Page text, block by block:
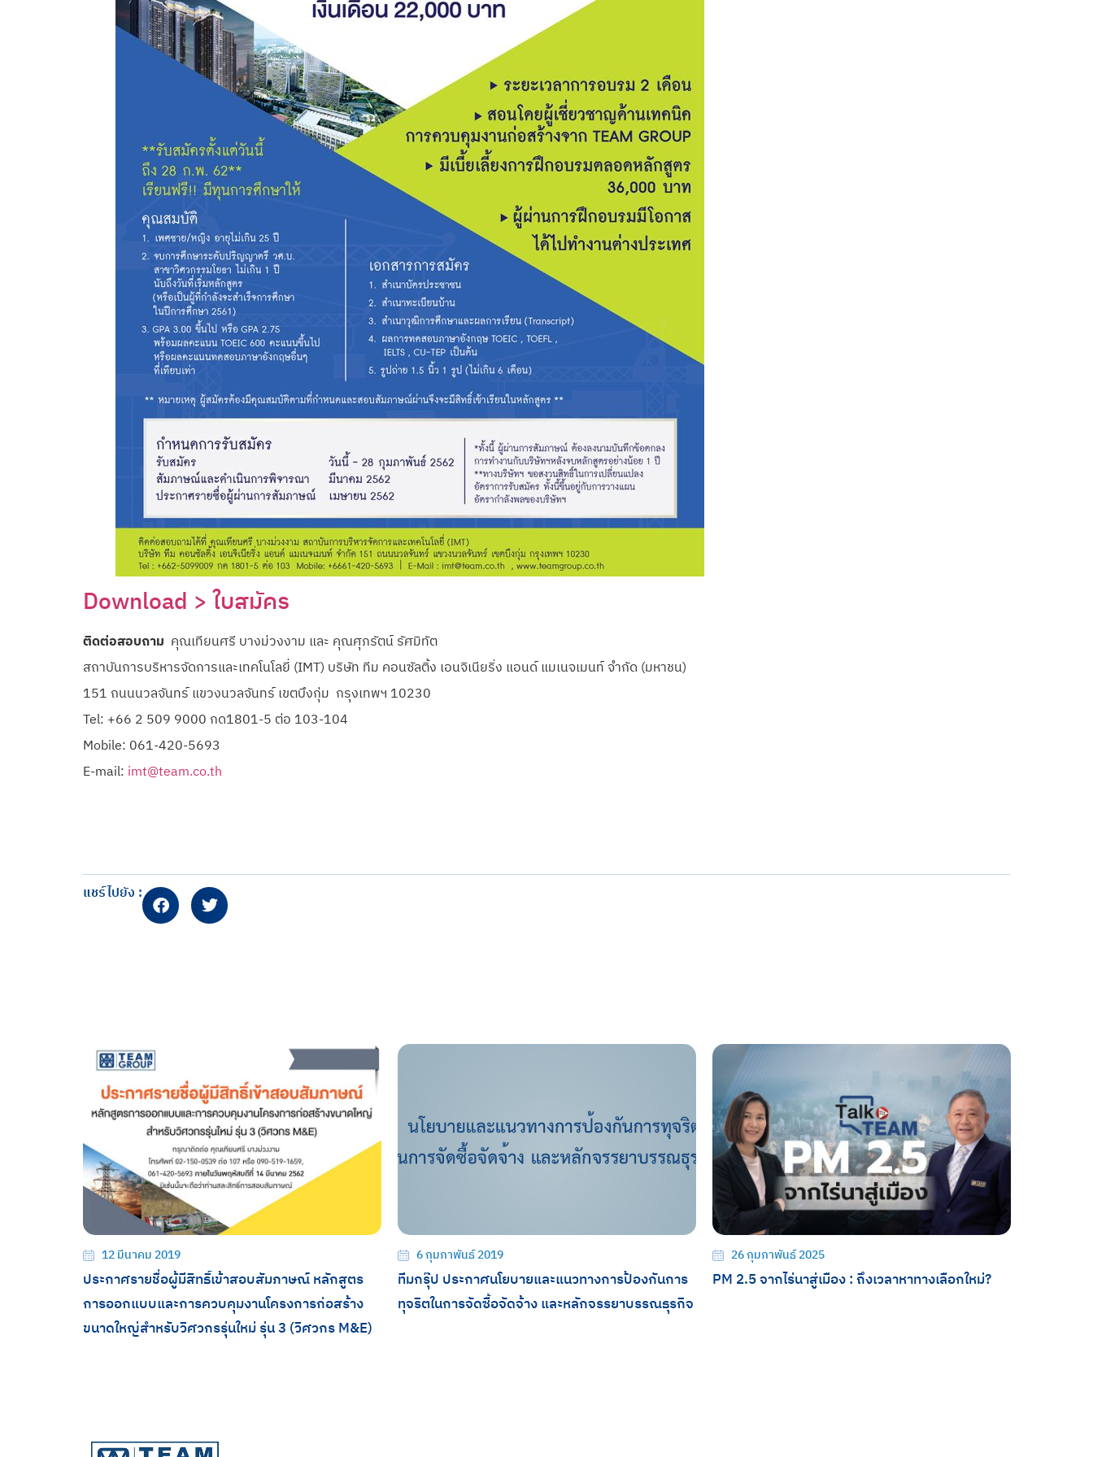
Download > ใบสมัคร
ติดต่อสอบถาม คุณเทียนศรี บางม่วงงาม และ คุณศุภรัตน์ รัศมิทัต
สถาบันการบริหารจัดการและเทคโนโลยี่ (IMT) บริษัท ทีม คอนซัลติ้ง เอนจิเนียริ่ง แอนด์ แมเนจเมนท์ จำกัด (มหาชน)
151 ถนนนวลจันทร์ แขวงนวลจันทร์ เขตบึงกุ่ม กรุงเทพฯ 10230
Tel: +66 2 509 9000 กด1801-5 ต่อ 103-104
Mobile: 061-420-5693
E-mail: imt@team.co.th
แชร์ไปยัง :
12 มีนาคม 2019
ประกาศรายชื่อผู้มีสิทธิ์เข้าสอบสัมภาษณ์ หลักสูตร
การออกแบบและการควบคุมงานโครงการก่อสร้าง
ขนาดใหญ่สำหรับวิศวกรรุ่นใหม่ รุ่น 3 (วิศวกร M&E)
6 กุมภาพันธ์ 2019
ทีมกรุ๊ป ประกาศนโยบายและแนวทางการป้องกันการ
ทุจริตในการจัดซื้อจัดจ้าง และหลักจรรยาบรรณธุรกิจ
26 กุมภาพันธ์ 2025
PM 2.5 จากไร่นาสู่เมือง : ถึงเวลาหาทางเลือกใหม่?